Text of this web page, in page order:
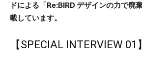
ドによる「Re:BIRD デザインの力で廃
載しています。
【SPECIAL INTERVIEW 01】